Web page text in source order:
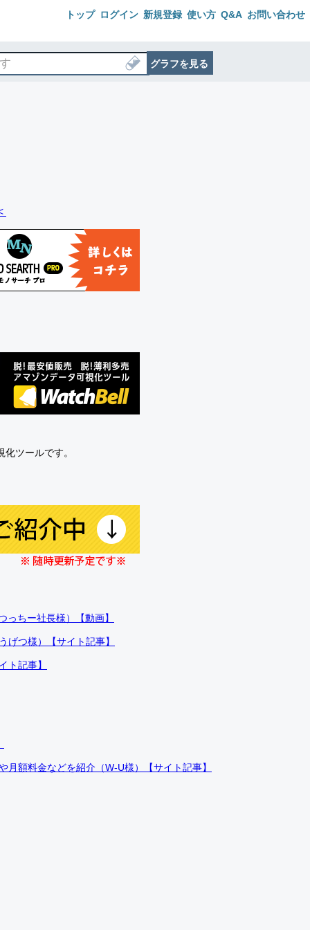
トップ ログイン 新規登録 使い方 Q&A お問い合わせ
グラフを見る
ツールです。
ちー社長様）【動画】
げつ様）【サイト記事】
ト記事】
額料金などを紹介（W-U様）【サイト記事】